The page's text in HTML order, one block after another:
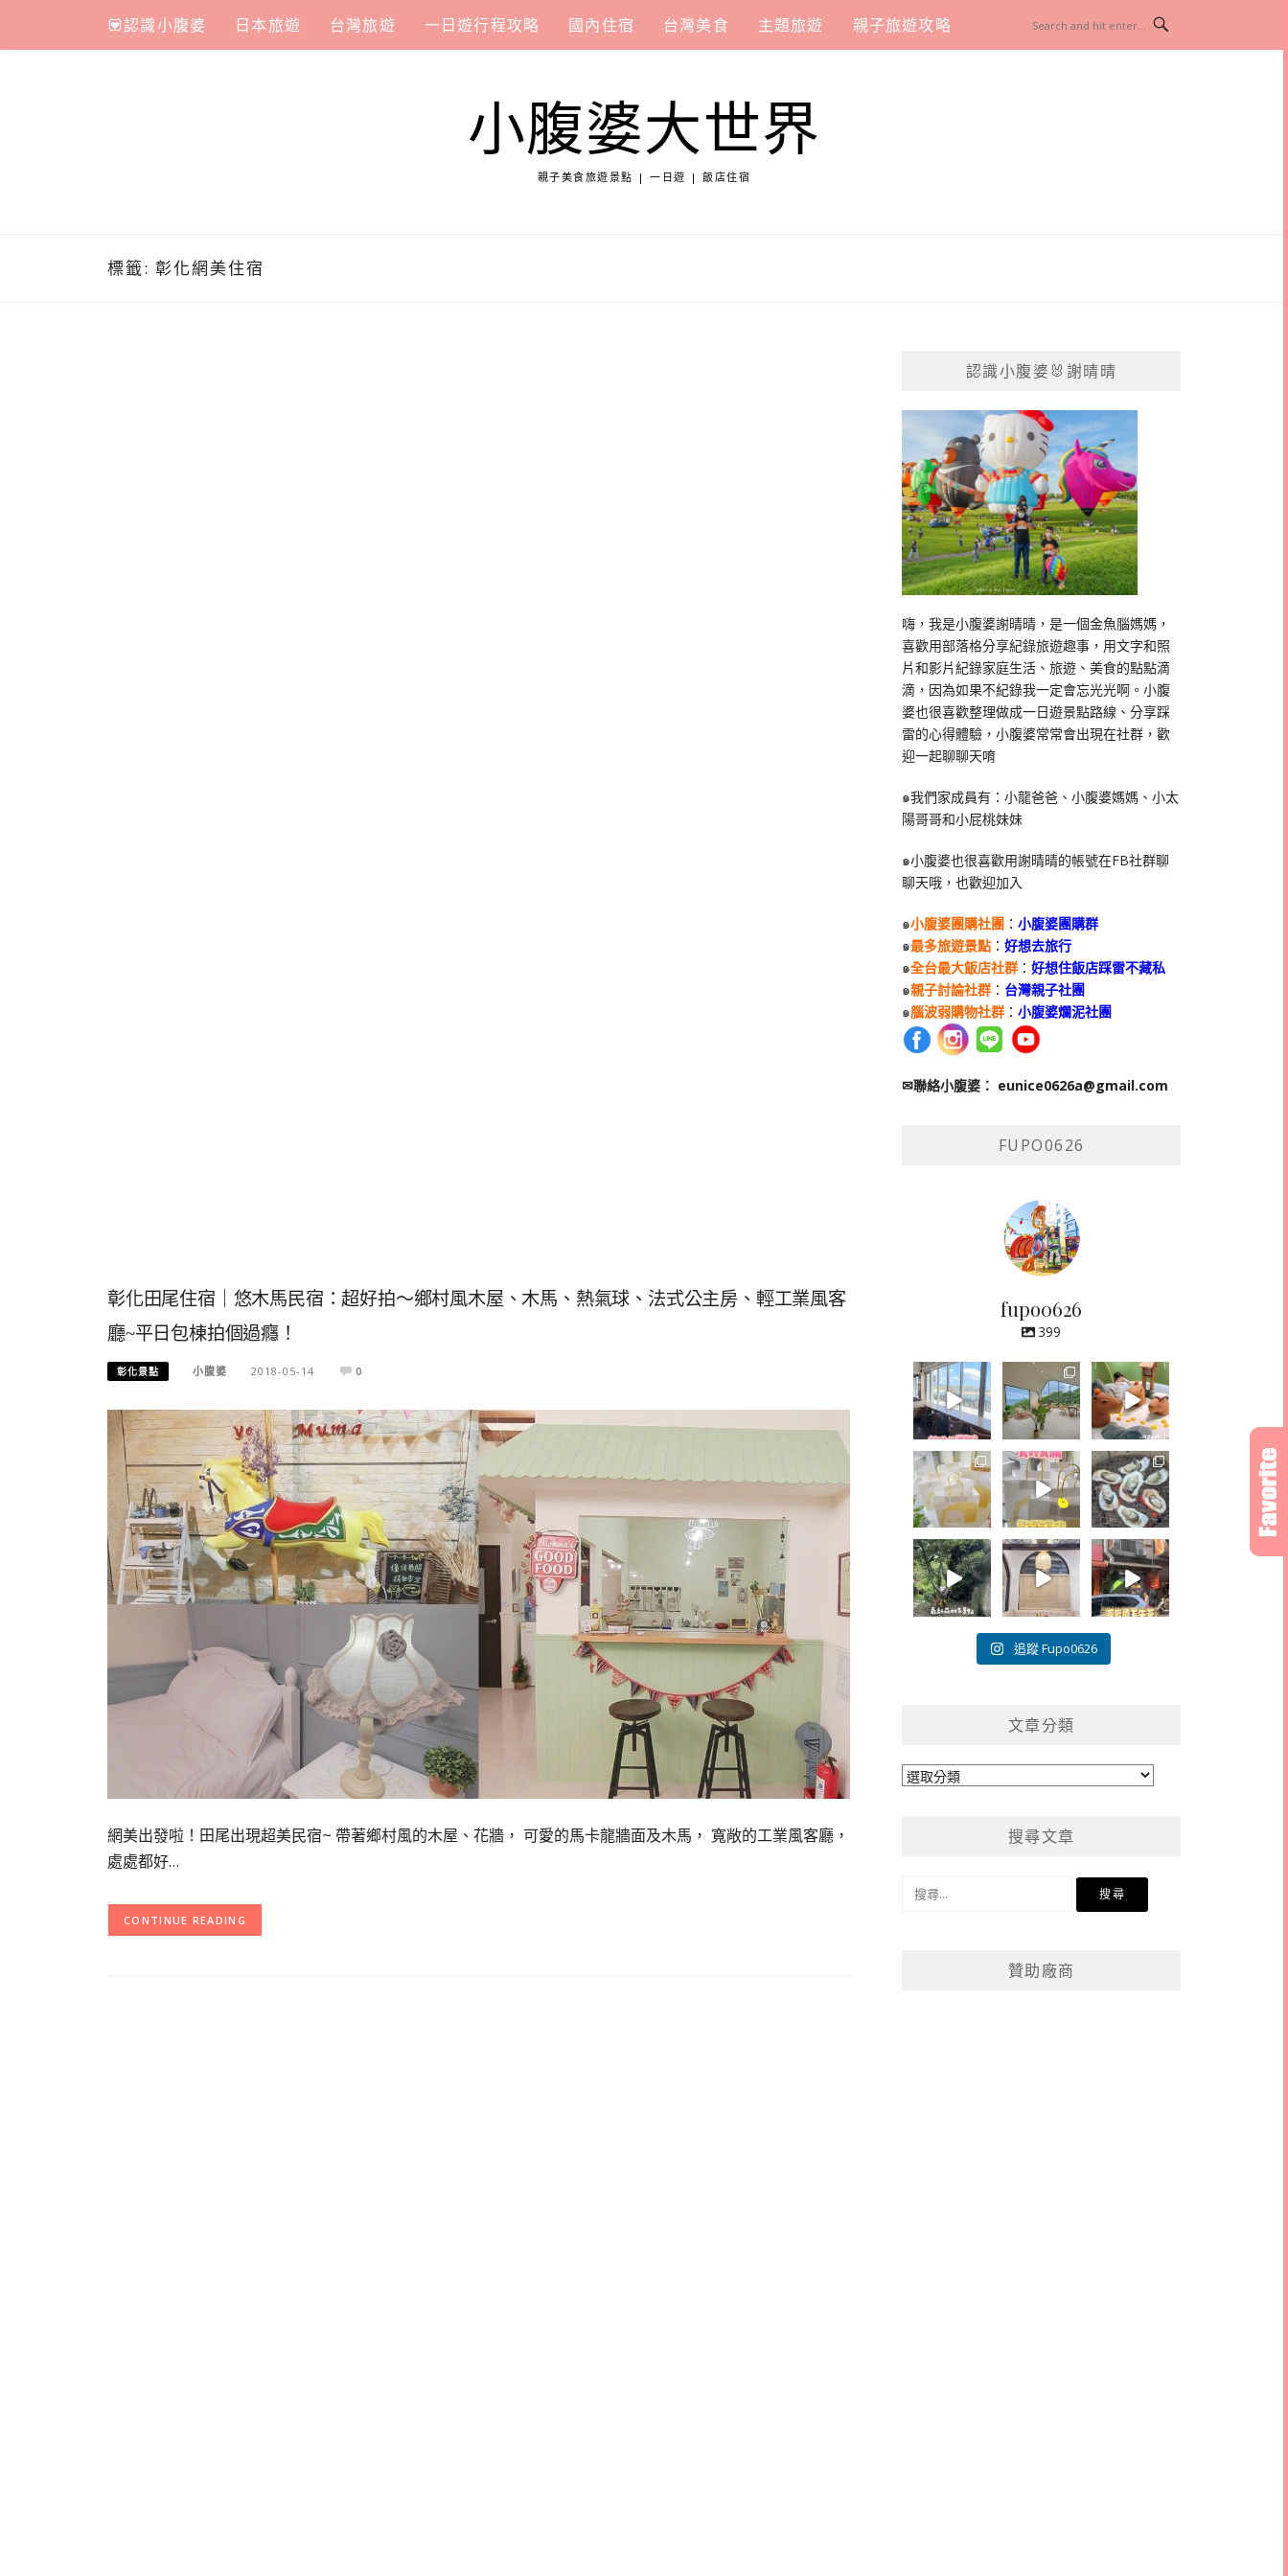
content
💟認識小腹婆 日本旅遊 台灣旅遊 一日遊行程攻略 國內住宿 台灣美食 主題旅遊 親子旅遊攻略
小腹婆大世界
親子美食旅遊景點 | 一日遊 | 飯店住宿
標籤: 彰化網美住宿
彰化田尾住宿｜悠木馬民宿：超好拍～鄉村風木屋、木馬、熱氣球、法式公主房、輕工業風客
廳~平日包棟拍個過癮！
彰化景點 小腹婆 2018-05-14 0
網美出發啦！田尾出現超美民宿~ 帶著鄉村風的木屋、花牆， 可愛的馬卡龍牆面及木馬， 寬敞的工業風客廳，
處處都好…
CONTINUE READING
認識小腹婆🐰謝晴晴
嗨，我是小腹婆謝晴晴，是一個金魚腦媽媽，
喜歡用部落格分享紀錄旅遊趣事，用文字和照
片和影片紀錄家庭生活、旅遊、美食的點點滴
滴，因為如果不紀錄我一定會忘光光啊。小腹
婆也很喜歡整理做成一日遊景點路線、分享踩
雷的心得體驗，小腹婆常常會出現在社群，歡
迎一起聊聊天唷
๑我們家成員有：小龍爸爸、小腹婆媽媽、小太
陽哥哥和小屁桃妹妹
๑小腹婆也很喜歡用謝晴晴的帳號在FB社群聊
聊天哦，也歡迎加入
๑小腹婆團購社團 ：小腹婆團購群
๑最多旅遊景點 ：好想去旅行
๑全台最大飯店社群 ：好想住飯店踩雷不藏私
๑親子討論社群 ： 台灣親子社團
๑腦波弱購物社群 ：小腹婆爛泥社團
✉聯絡小腹婆： eunice0626a@gmail.com
FUPO0626
fupo0626
399
追蹤 Fupo0626
文章分類
文
搜尋文章
贊助廠商